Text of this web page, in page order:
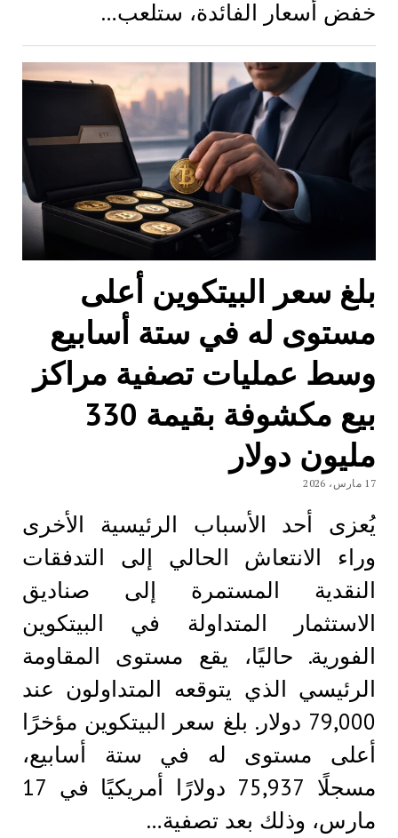
خفض أسعار الفائدة، ستلعب…
بلغ سعر البيتكوين أعلى
مستوى له في ستة أسابيع
وسط عمليات تصفية مراكز
بيع مكشوفة بقيمة 330
مليون دولار
17 مارس، 2026
يُعزى أحد الأسباب الرئيسية الأخرى
وراء الانتعاش الحالي إلى التدفقات
النقدية المستمرة إلى صناديق
الاستثمار المتداولة في البيتكوين
الفورية. حاليًا، يقع مستوى المقاومة
الرئيسي الذي يتوقعه المتداولون عند
79,000 دولار. بلغ سعر البيتكوين مؤخرًا
أعلى مستوى له في ستة أسابيع،
مسجلًا 75,937 دولارًا أمريكيًا في 17
مارس، وذلك بعد تصفية…